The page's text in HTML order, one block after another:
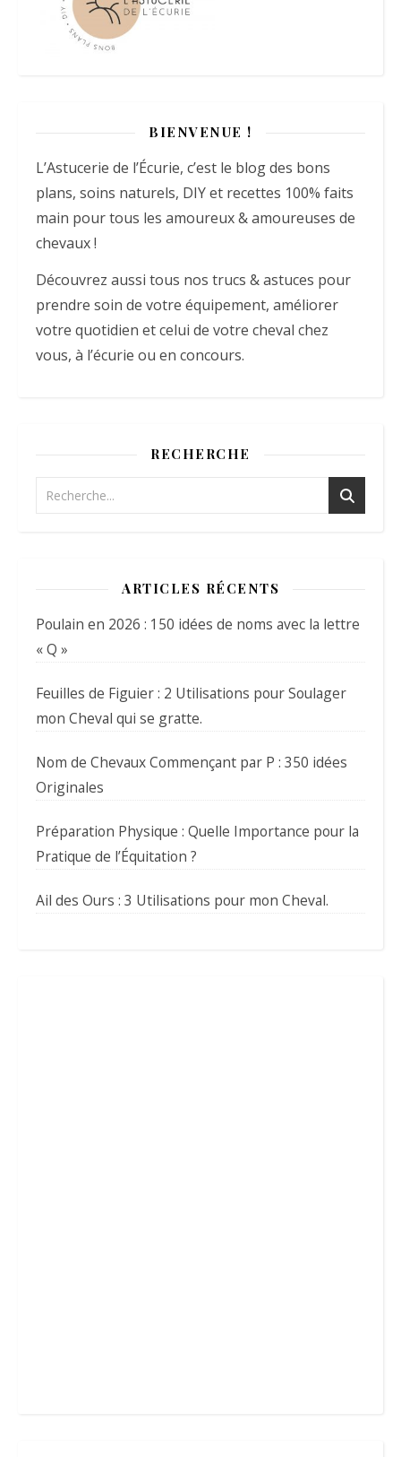
BIENVENUE !
L’Astucerie de l’Écurie, c’est le blog des bons
plans, soins naturels, DIY et recettes 100% faits
main pour tous les amoureux & amoureuses de
chevaux !
Découvrez aussi tous nos trucs & astuces pour
prendre soin de votre équipement, améliorer
votre quotidien et celui de votre cheval chez
vous, à l’écurie ou en concours.
RECHERCHE
ARTICLES RÉCENTS
Poulain en 2026 : 150 idées de noms avec la lettre
« Q »
Feuilles de Figuier : 2 Utilisations pour Soulager
mon Cheval qui se gratte.
Nom de Chevaux Commençant par P : 350 idées
Originales
Préparation Physique : Quelle Importance pour la
Pratique de l’Équitation ?
Ail des Ours : 3 Utilisations pour mon Cheval.